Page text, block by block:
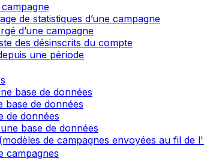
de statistiques d’une campagne
d’une campagne
des désinscrits du compte
une période
base de données
base de données
de données
base de données
de campagnes envoyées au fil de
campagnes